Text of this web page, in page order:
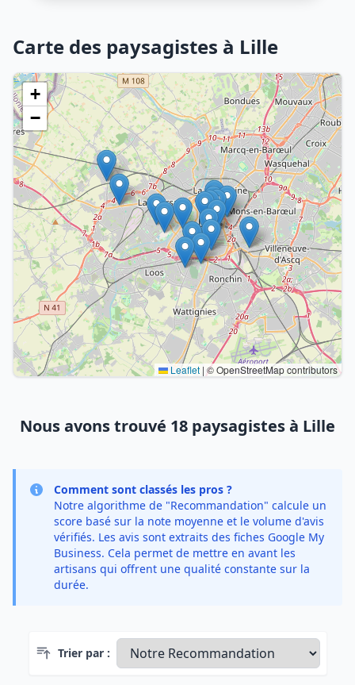
Carte des paysagistes à Lille
+
−
Leaflet | © OpenStreetMap contributors
Nous avons trouvé 18 paysagistes à Lille
Comment sont classés les pros ?
Notre algorithme de "Recommandation" calcule un
score basé sur la note moyenne et le volume d'avis
vérifiés. Les avis sont extraits des fiches Google My
Business. Cela permet de mettre en avant les
artisans qui offrent une qualité constante sur la
durée.
Trier par :